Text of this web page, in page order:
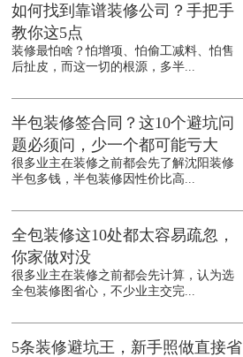
如何找到靠谱装修公司？手把手
教你这5点
装修最怕啥？怕增项、怕偷工减料、怕售
后扯皮，而这一切的根源，多半...
半包装修签合同？这10个避坑问
题必须问，少一个都可能亏大
很多业主在装修之前都会先了解沈阳装修
半包多钱，半包装修因性价比高...
全包装修这10处都太容易疏忽，
你家做对没
很多业主在装修之前都会先计算，认为选
全包装修图省心，不少业主交完...
5条装修避坑王，新手照做直接省